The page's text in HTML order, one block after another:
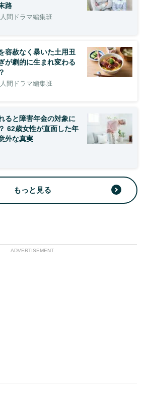
路
間ドラマ編集班
容赦なく暴いた土用丑
が劇的に生まれ変わる
間ドラマ編集班
ると障害年金の対象に
62歳女性が直面した年
外な真実
もっと見る
ADVERTISEMENT